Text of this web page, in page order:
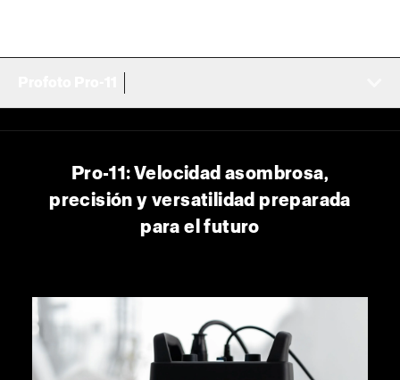
Pro-11: Velocidad asombrosa,
precisión y versatilidad preparada
para el futuro